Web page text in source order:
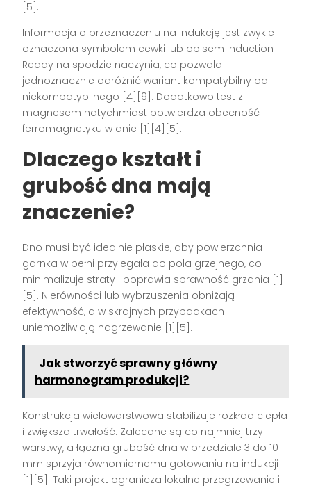
[5].
Informacja o przeznaczeniu na indukcję jest zwykle
oznaczona symbolem cewki lub opisem Induction
Ready na spodzie naczynia, co pozwala
jednoznacznie odróżnić wariant kompatybilny od
niekompatybilnego [4][9]. Dodatkowo test z
magnesem natychmiast potwierdza obecność
ferromagnetyku w dnie [1][4][5].
Dlaczego kształt i
grubość dna mają
znaczenie?
Dno musi być idealnie płaskie, aby powierzchnia
garnka w pełni przylegała do pola grzejnego, co
minimalizuje straty i poprawia sprawność grzania [1]
[5]. Nierówności lub wybrzuszenia obniżają
efektywność, a w skrajnych przypadkach
uniemożliwiają nagrzewanie [1][5].
Jak stworzyć sprawny główny
harmonogram produkcji?
Konstrukcja wielowarstwowa stabilizuje rozkład ciepła
i zwiększa trwałość. Zalecane są co najmniej trzy
warstwy, a łączna grubość dna w przedziale 3 do 10
mm sprzyja równomiernemu gotowaniu na indukcji
[1][5]. Taki projekt ogranicza lokalne przegrzewanie i